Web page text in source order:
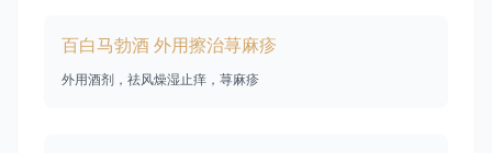
百白马勃酒 外用擦治荨麻疹
外用酒剂，祛风燥湿止痒，荨麻疹